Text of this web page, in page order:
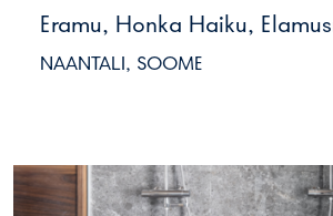
Eramu, Honka Haiku,
NAANTALI, SOOME